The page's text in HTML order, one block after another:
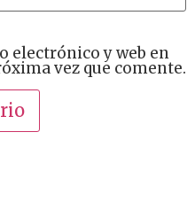
electrónico y web en
vez que comente.